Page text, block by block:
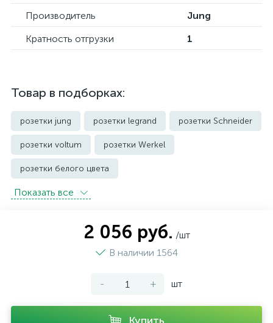
Производитель
Jung
Кратность отгрузки
1
Товар в подборках:
розетки jung розетки legrand розетки Schneider
розетки voltum розетки Werkel
розетки белого цвета
розетки с защитой от влаги IP44 и выше
Показать всe
2 056 руб. /шт
В наличии 1564
- + шт